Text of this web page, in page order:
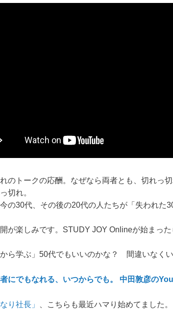
のトークの応酬。なぜなら両者とも、切れっ
切れ。
の30代、その後の20代の人たちが「失われた
が楽しみです。STUDY JOY Onlineが始まっ
から学ぶ」50代でもいいのかな？ 間違いなくい
にでもなれる、 いつからでも。 中田敦彦の
り社長」 、こちらも最近ハマり始めてました。